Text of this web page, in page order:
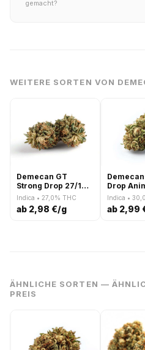
gemacht?
WEITERE SORTEN VON
Demecan GT
Strong Drop 27/1
Girl Scout Kush
Indica • 27,0% THC
ab 2,98 €/g
Demecan
Drop
Cookies x
Cookies
Indica •
ab 2,99
ÄHNLICHE SORTEN —
PREIS